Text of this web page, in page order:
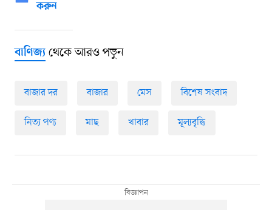
করুন
বাণিজ্যথেকে আরও পড়ুন
বাজার দর বাজার মেস বিশেষ সংবাদ
নিত্য পণ্য মাছ খাবার মূল্যবৃদ্ধি